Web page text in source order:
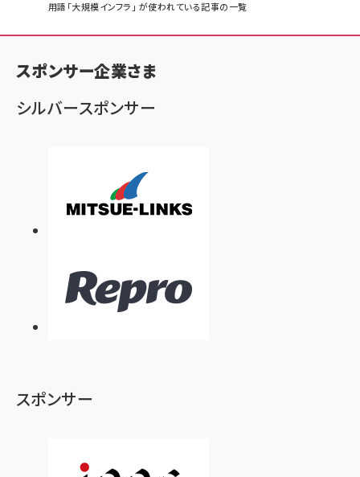
ン
く
ず
用語「大規模インフラ」 が使われている記事の一覧
スポンサー企業さま
シルバースポンサー
スポンサー